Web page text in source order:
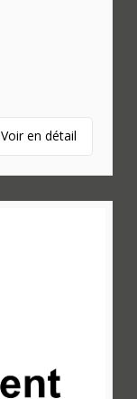
Voir en détail